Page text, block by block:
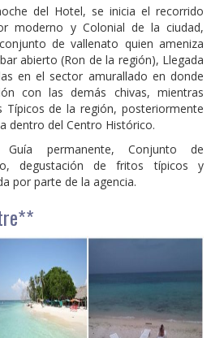
del Hotel, se inicia el recorrido
moderno y Colonial de la ciudad,
de vallenato quien ameniza
abierto (Ron de la región), Llegada
en el sector amurallado en donde
con las demás chivas, mientras
Típicos de la región, posteriormente
dentro del Centro Histórico.
Guía permanente, Conjunto de
degustación de fritos típicos y
por parte de la agencia.